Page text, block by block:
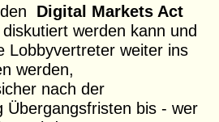
Digital Markets Act
werden kann und
Lobbyvertreter weiter ins
werden,
nach der
Übergangsfristen bis - wer